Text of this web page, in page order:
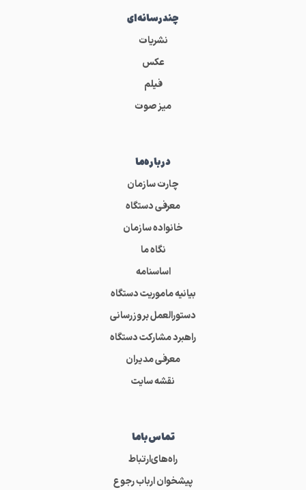
چندرسانه‌ای
نشریات
عکس
فیلم
میز صوت
درباره‌ما
چارت سازمان
معرفی دستگاه
خانواده سازمان
نگاه ما
اساسنامه
بیانیه ماموریت دستگاه
دستورالعمل بروزرسانی
راهبرد مشارکت دستگاه
معرفی مدیران
نقشه سایت
تماس‌باما
راه‌های‌ارتباط
پیشخوان ارباب رجوع